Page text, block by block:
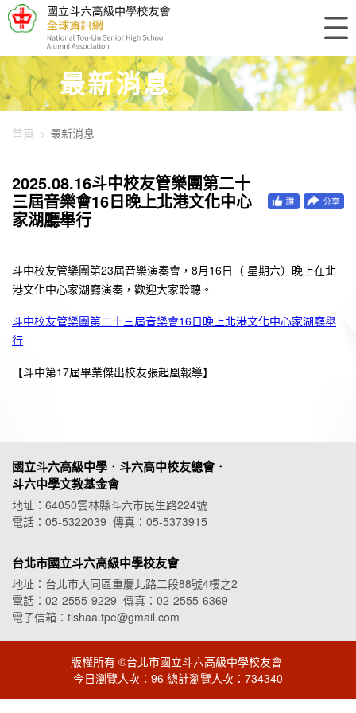
448-896
最新消息
首頁 最新消息
2025.08.16斗中校友管樂團第二十
三屆音樂會16日晚上北港文化中心
家湖廳舉行
斗中校友管樂團第23屆音樂演奏會，8月16日（ 星期六）晚上在北
港文化中心家湖廳演奏，歡迎大家聆聽。
斗中校友管樂團第二十三屆音樂會16日晚上北港文化中心家湖廳舉
行
【斗中第17屆畢業傑出校友張起凰報導】
國立斗六高級中學．斗六高中校友總會．
斗六中學文教基金會
地址：64050雲林縣斗六市民生路224號
電話：05-5322039 傳真：05-5373915
台北市國立斗六高級中學校友會
地址：台北市大同區重慶北路二段88號4樓之2
電話：02-2555-9229 傳真：02-2555-6369
電子信箱：tlshaa.tpe@gmail.com
版權所有 ©台北市國立斗六高級中學校友會
今日瀏覽人次：96 總計瀏覽人次：734340